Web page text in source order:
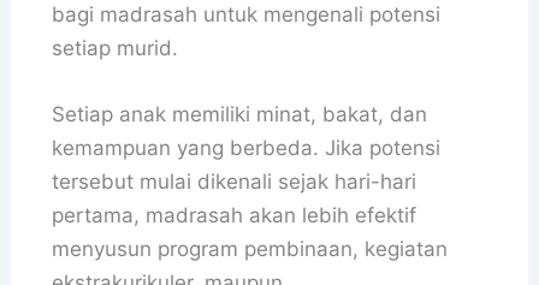
bagi madrasah untuk mengenali potensi
setiap murid.
Setiap anak memiliki minat, bakat, dan
kemampuan yang berbeda. Jika potensi
tersebut mulai dikenali sejak hari-hari
pertama, madrasah akan lebih efektif
menyusun program pembinaan, kegiatan